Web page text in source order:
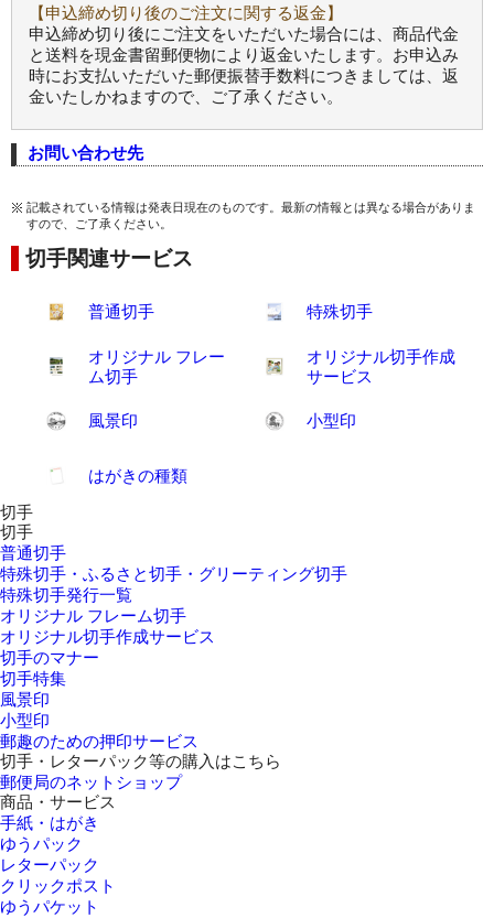
【申込締め切り後のご注文に関する返金】
申込締め切り後にご注文をいただいた場合には、商品代金
と送料を現金書留郵便物により返金いたします。お申込み
時にお支払いただいた郵便振替手数料につきましては、返
金いたしかねますので、ご了承ください。
お問い合わせ先
記載されている情報は発表日現在のものです。最新の情報とは異なる場合がありま
すので、ご了承ください。
切手関連サービス
普通切手 特殊切手
オリジナル フレー
ム切手
オリジナル切手作成
サービス
風景印 小型印
はがきの種類
切手
切手
普通切手
特殊切手・ふるさと切手・グリーティング切手
特殊切手発行一覧
オリジナル フレーム切手
オリジナル切手作成サービス
切手のマナー
切手特集
風景印
小型印
郵趣のための押印サービス
切手・レターパック等の購入はこちら
郵便局のネットショップ
商品・サービス
手紙・はがき
ゆうパック
レターパック
クリックポスト
ゆうパケット